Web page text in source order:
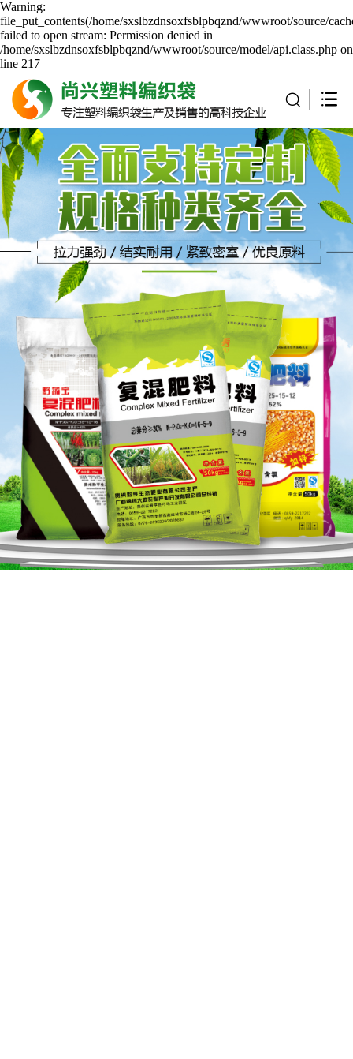
Warning:
file_put_contents(/home/sxslbzdnsoxfsblpbqznd/wwwroot/source/
failed to open stream: Permission denied in
/home/sxslbzdnsoxfsblpbqznd/wwwroot/source/model/api.class.php on
line 217